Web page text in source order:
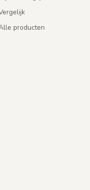
producten